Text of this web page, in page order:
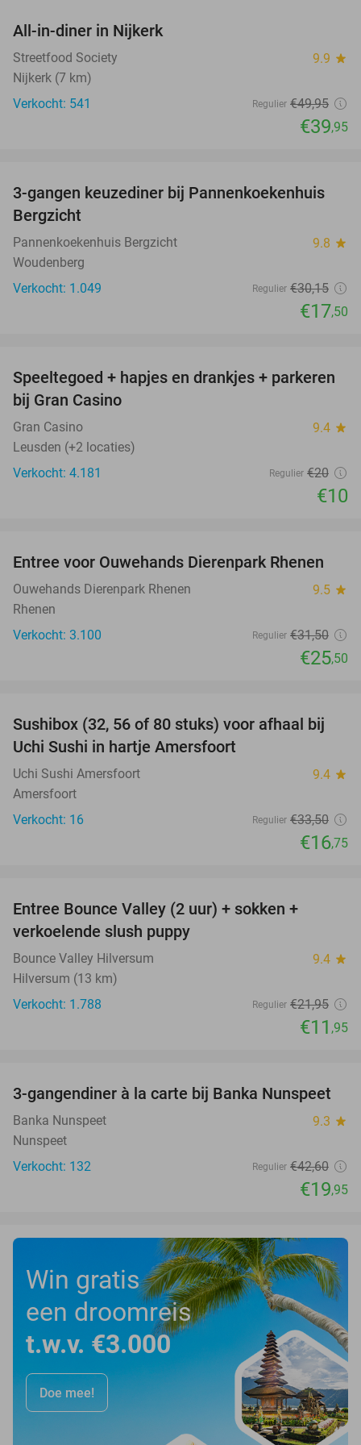
All-in-diner in Nijkerk
Streetfood Society 9.9 star
Nijkerk (7 km)
Verkocht: 541
Regulier €49,95
€39,95
42%
3-gangen keuzediner bij Pannenkoekenhuis
Bergzicht
Pannenkoekenhuis Bergzicht 9.8 star
Woudenberg
Verkocht: 1.049
Regulier €30,15
€17,50
50%
Speeltegoed + hapjes en drankjes + parkeren
bij Gran Casino
Gran Casino 9.4 star
Leusden (+2 locaties)
Verkocht: 4.181
Regulier €20
€10
19%
Entree voor Ouwehands Dierenpark Rhenen
Ouwehands Dierenpark Rhenen 9.5 star
Rhenen
Verkocht: 3.100
Regulier €31,50
€25,50
50%
Sushibox (32, 56 of 80 stuks) voor afhaal bij
Uchi Sushi in hartje Amersfoort
Uchi Sushi Amersfoort 9.4 star
Amersfoort
Verkocht: 16
Regulier €33,50
€16,75
Entree Bounce Valley (2 uur) + sokken +
verkoelende slush puppy
Bounce Valley Hilversum 9.4 star
Hilversum (13 km)
Verkocht: 1.788
Regulier €21,95
€11 ,95
53%
3-gangendiner à la carte bij Banka Nunspeet
Banka Nunspeet 9.3 star
Nunspeet
Verkocht: 132
Regulier €42,60
€19,95
Win gratis
een droomreis
t.w.v. €3.000
Doe mee!